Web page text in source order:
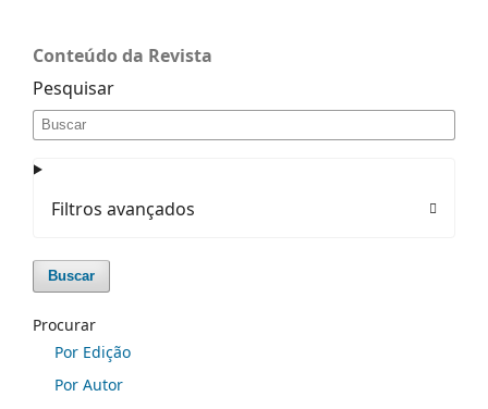
Conteúdo da Revista
Pesquisar
Filtros avançados
Buscar
Procurar
Por Edição
Por Autor